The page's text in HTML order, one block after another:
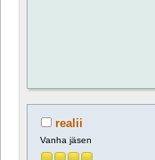
realii
Vanha jäsen